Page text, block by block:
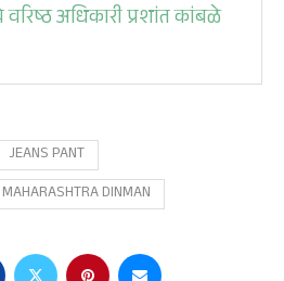
अधिकारी प्रशांत कांबळे
JEANS PANT
MAHARASHTRA DINMAN